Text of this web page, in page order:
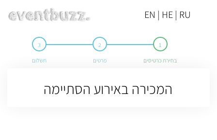
EN | HE | RU
בחירת כרטיסים פרטים תשלום
המכירה באירוע הסתיימה